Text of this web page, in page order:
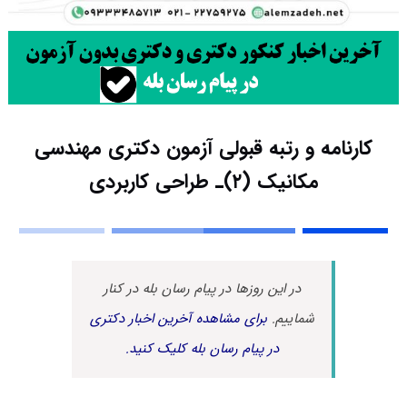
کارنامه و رتبه قبولی آزمون دکتری مهندسی
مکانیک (۲)ـ طراحی کاربردی
در این روزها در پیام رسان بله در کنار
شماییم.برای مشاهده آخرین اخبار دکتری
در پیام رسان بله کلیک کنید.